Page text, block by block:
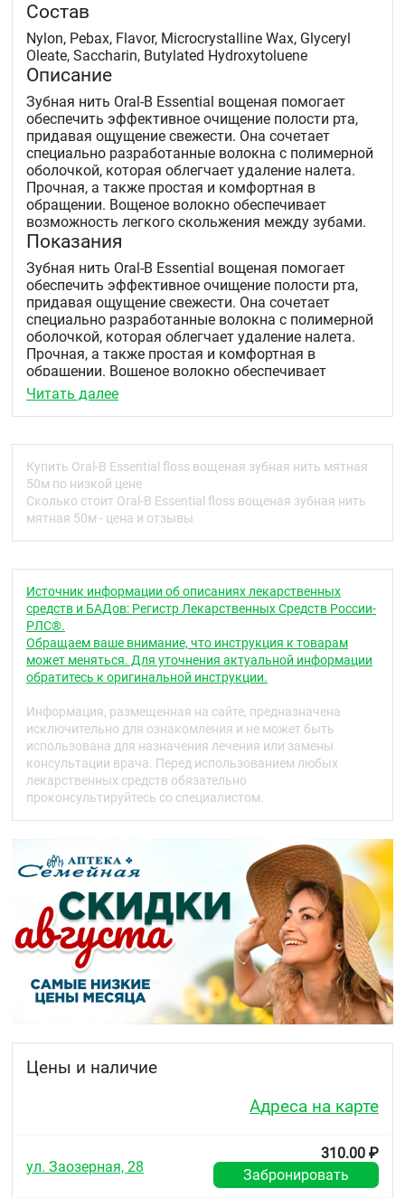
Состав
Nylon, Pebax, Flavor, Microcrystalline Wax, Glyceryl
Oleate, Saccharin, Butylated Hydroxytoluene
Описание
Зубная нить Oral-B Essential вощеная помогает
обеспечить эффективное очищение полости рта,
придавая ощущение свежести. Она сочетает
специально разработанные волокна с полимерной
оболочкой, которая облегчает удаление налета.
Прочная, а также простая и комфортная в
обращении. Вощеное волокно обеспечивает
возможность легкого скольжения между зубами.
Показания
Зубная нить Oral-B Essential вощеная помогает
обеспечить эффективное очищение полости рта,
придавая ощущение свежести. Она сочетает
специально разработанные волокна с полимерной
оболочкой, которая облегчает удаление налета.
Прочная, а также простая и комфортная в
обращении. Вощеное волокно обеспечивает
возможность легкого скольжения между зубами.
Рекомендации по применению
Оберните отрезок нити длиной 5 сантиметров
вокруг средних пальцев. Осторожно проведите
нить между зубами до линии десен. Поверните
нить так, чтобы охватить наибольшую
поверхность зуба. Аккуратно перемещайте нить
Читать далее
Купить Oral-B Essential floss вощеная зубная нить мятная
50м по низкой цене
Сколько стоит Oral-B Essential floss вощеная зубная нить
мятная 50м - цена и отзывы
Источник информации об описаниях лекарственных
средств и БАДов: Регистр Лекарственных Средств России-
РЛС®.
Обращаем ваше внимание, что инструкция к товарам
может меняться. Для уточнения актуальной информации
обратитесь к оригинальной инструкции.
Информация, размещенная на сайте, предназначена
исключительно для ознакомления и не может быть
использована для назначения лечения или замены
консультации врача. Перед использованием любых
лекарственных средств обязательно
проконсультируйтесь со специалистом.
Цены и наличие
Адреса на карте
ул. Заозерная, 28
310.00 ₽
Забронировать